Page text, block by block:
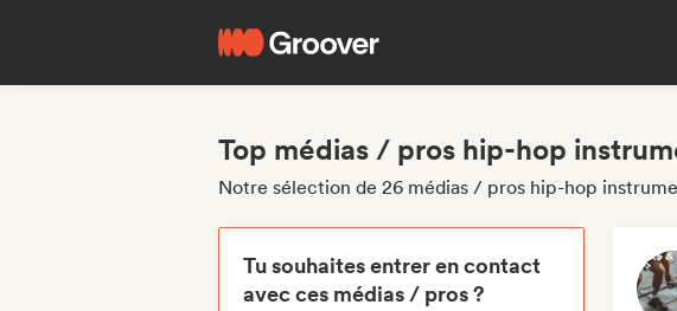
Top médias / pros hip-hop
Notre sélection de 26 médias / pros hip-hop
Tu souhaites entrer en contact
avec ces médias / pros ?